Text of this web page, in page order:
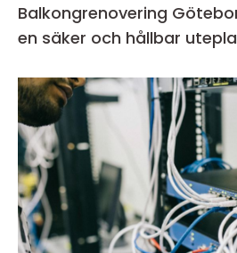
Balkongrenovering
en säker och hållbar